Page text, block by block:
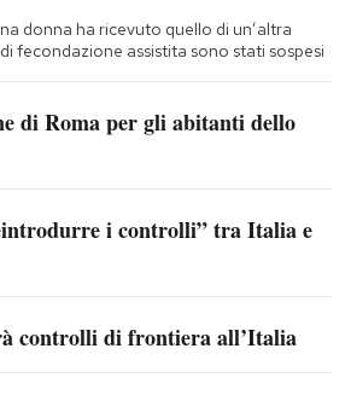
donna ha ricevuto quello di un’altra
fecondazione assistita sono stati sospesi
di Roma per gli abitanti dello
i controlli” tra Italia e
controlli di frontiera all’Italia